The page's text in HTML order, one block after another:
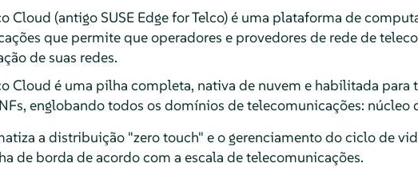
Cloud (antigo SUSE Edge for Telco) é uma plataforma de
que permite que operadores e provedores de rede de
de suas redes.
Cloud é uma pilha completa, nativa de nuvem e habilitada para
englobando todos os domínios de telecomunicações: núcleo
a distribuição "zero touch" e o gerenciamento do ciclo de
de borda de acordo com a escala de telecomunicações.